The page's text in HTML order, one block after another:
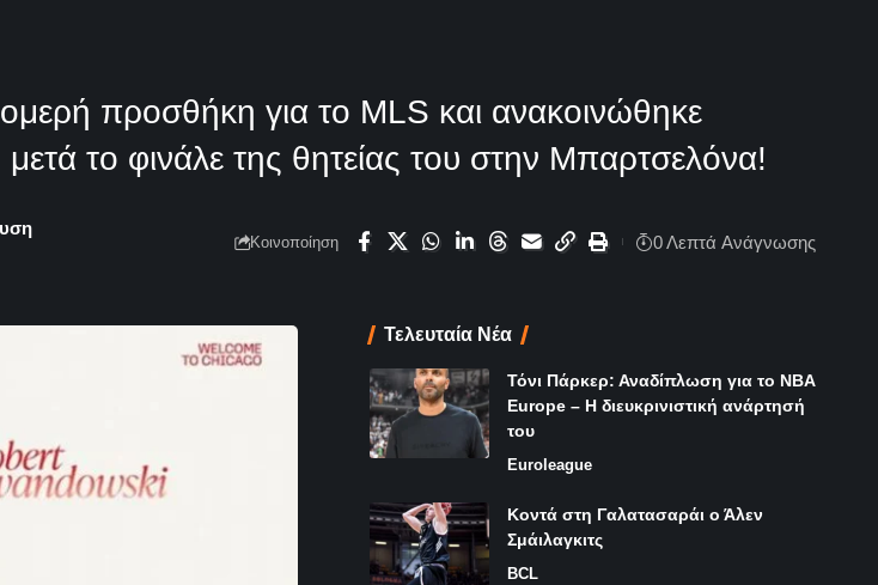
προσθήκη για το MLS και ανακοινώθηκε
το φινάλε της θητείας του στην Μπαρτσελόνα!
Κοινοποίηση 0 Λεπτά Aνάγνωσης
Τελευταία Νέα
Τόνι Πάρκερ: Αναδίπλωση για το NBA
Europe – Η διευκρινιστική ανάρτησή
του
Euroleague
Κοντά στη Γαλατασαράι ο Άλεν
Σμάιλαγκιτς
BCL